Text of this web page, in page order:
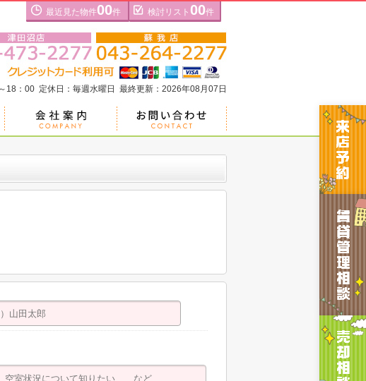
最近見た物件00件 検討リスト 00件
18：00 定休日：毎週水曜日 最終更新：2026年08月07日